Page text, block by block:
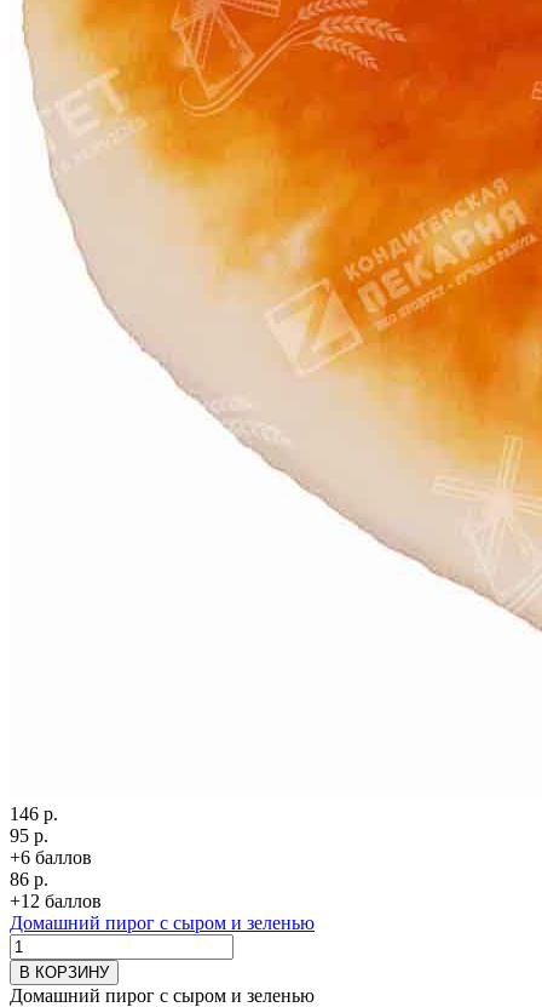
146 р.
95 р.
+6 баллов
86 р.
+12 баллов
Домашний пирог с сыром и зеленью
В КОРЗИНУ
Домашний пирог с сыром и зеленью